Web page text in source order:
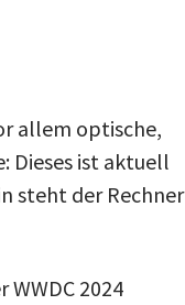
allem optische,
Dieses ist aktuell
steht der Rechner
WWDC 2024